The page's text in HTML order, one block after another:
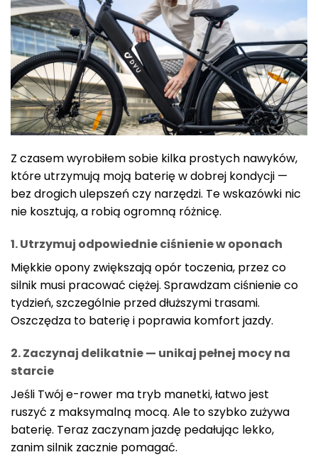
Z czasem wyrobiłem sobie kilka prostych nawyków,
które utrzymują moją baterię w dobrej kondycji —
bez drogich ulepszeń czy narzędzi. Te wskazówki nic
nie kosztują, a robią ogromną różnicę.
1. Utrzymuj odpowiednie ciśnienie w oponach
Miękkie opony zwiększają opór toczenia, przez co
silnik musi pracować ciężej. Sprawdzam ciśnienie co
tydzień, szczególnie przed dłuższymi trasami.
Oszczędza to baterię i poprawia komfort jazdy.
2. Zaczynaj delikatnie — unikaj pełnej mocy na
starcie
Jeśli Twój e-rower ma tryb manetki, łatwo jest
ruszyć z maksymalną mocą. Ale to szybko zużywa
baterię. Teraz zaczynam jazdę pedałując lekko,
zanim silnik zacznie pomagać.